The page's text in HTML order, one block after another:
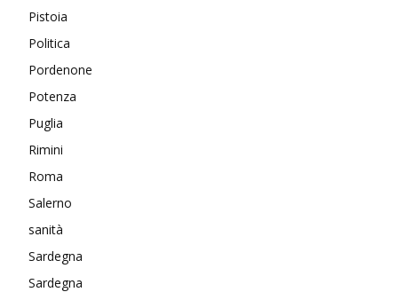
Pistoia
Politica
Pordenone
Potenza
Puglia
Rimini
Roma
Salerno
sanità
Sardegna
Sardegna